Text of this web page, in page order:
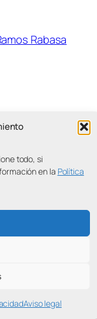
todo, si
en la Política
Aviso legal
Rabasa